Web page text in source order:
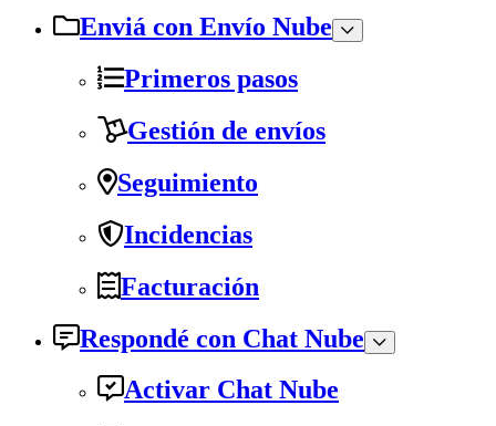
Enviá con Envío Nube
Primeros pasos
Gestión de envíos
Seguimiento
Incidencias
Facturación
Respondé con Chat Nube
Activar Chat Nube